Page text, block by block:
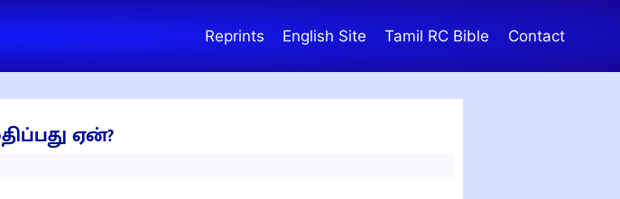
Reprints English Site Tamil RC Bible Contact
ஏன்?